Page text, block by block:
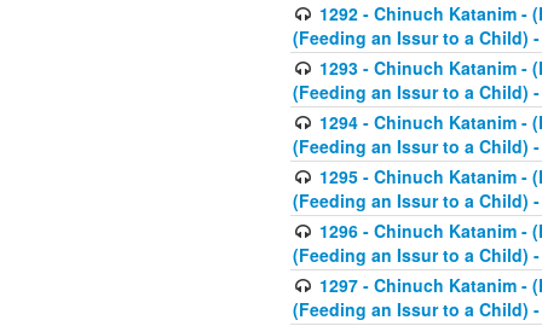
1292 - Chinuch Katanim -
(Feeding an Issur to a Child)
1293 - Chinuch Katanim -
(Feeding an Issur to a Child)
1294 - Chinuch Katanim -
(Feeding an Issur to a Child)
1295 - Chinuch Katanim -
(Feeding an Issur to a Child)
1296 - Chinuch Katanim -
(Feeding an Issur to a Child)
1297 - Chinuch Katanim -
(Feeding an Issur to a Child)